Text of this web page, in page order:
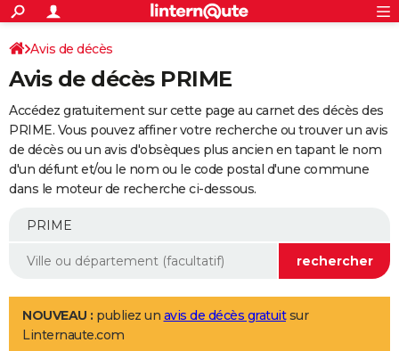
ACTUALITÉS
Politique
Société
Faits Divers
Education
Monde
Villes
+
SPORT
Coupe du monde 2026
Football
Tennis
Cyclisme
Rugby
Forum
Programme TV
TNT
Streaming
Cinéma
Sorties cinéma
Musique
+
FINANCE
Retraite
Impôts
Epargne
Immobilier
Risques naturels par ville
Banque
Assurance
Crédit
AUTO
Essais
Réserver un essai
Citadines
Berlines
SUV
Forum auto
+
Mobiles
Meilleur smartphone
Internet
Ordinateurs
Jeux vidéo
Guide high-tech
Aménagement intérieur
LIFESTYLE
Art de vivre
Bien-être
Loisirs
Mode
Modes de vie
Avis de décès
Avis de décès PRIME
Accédez gratuitement sur cette page au carnet des décès des
PRIME. Vous pouvez affiner votre recherche ou trouver un avis
de décès ou un avis d'obsèques plus ancien en tapant le nom
d'un défunt et/ou le nom ou le code postal d'une commune
dans le moteur de recherche ci-dessous.
NOUVEAU : publiez un avis de décès gratuitsur
Linternaute.com